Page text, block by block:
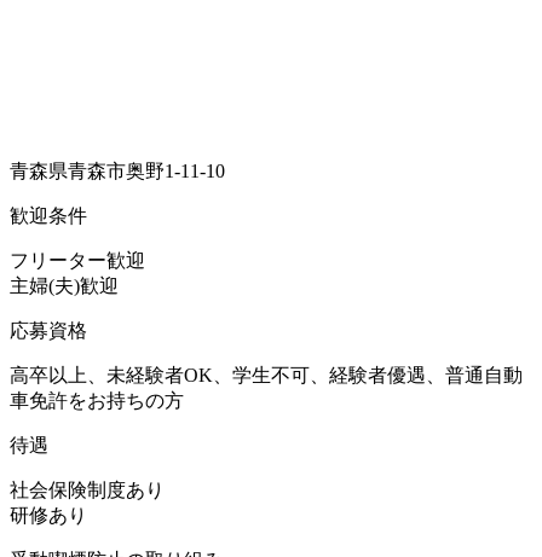
青森県青森市奥野1-11-10
歓迎条件
フリーター歓迎
主婦(夫)歓迎
応募資格
高卒以上、未経験者OK、学生不可、経験者優遇、普通自動
車免許をお持ちの方
待遇
社会保険制度あり
研修あり